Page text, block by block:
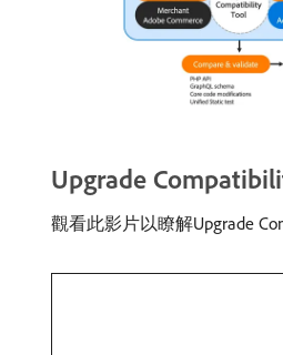
Upgrade
觀看此影片以瞭解Upgrade